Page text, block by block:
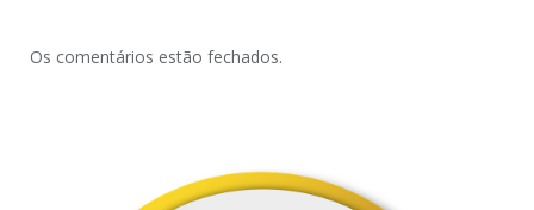
Os comentários estão fechados.